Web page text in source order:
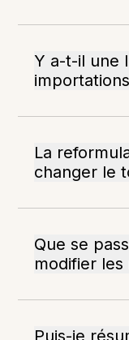
Y a-t-il une
La
changer le
Que se
modifier les
Puis-je